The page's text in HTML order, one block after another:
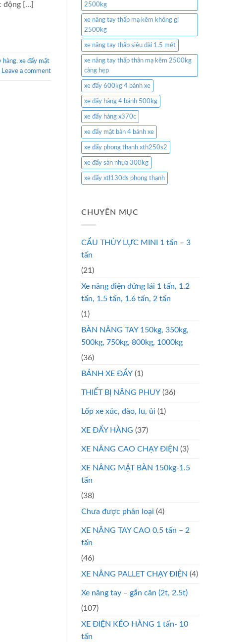
động […]
hàng, xe đẩy mặt
Leave a comment
2500kg
xe nâng tay thấp mạ kẽm không gỉ
2500kg
xe nâng tay thấp siêu dài 1.5 mét
xe nâng tay thấp thân mạ kẽm 2500kg
càng hẹp
xe đẩy 600kg 4 bánh xe
xe đẩy hàng 4 bánh 500kg
xe đẩy hàng x370c
xe đẩy mặt bàn 4 bánh xe
xe đẩy phong thạnh xth250s2
xe đẩy sàn nhựa 300kg
xe đẩy xtl130ds phong thạnh
CHUYÊN MỤC
CẨU THỦY LỰC MINI 1 tấn – 3
tấn
(21)
Xe nâng điện đứng lái 1 tấn, 1.2
tấn, 1.5 tấn, 1.6 tấn, 2 tấn
(1)
BÀN NÂNG TAY 150kg, 350kg,
500kg, 750kg, 800kg, 1000kg
(36)
BÁNH XE ĐẨY (1)
THIẾT BỊ NÂNG PHUY (36)
Lốp xe xúc, đào, lu, ủi (1)
XE ĐẨY HÀNG (37)
XE NÂNG CAO CHẠY ĐIỆN (3)
XE NÂNG MẶT BÀN 150kg-1.5
tấn
(38)
Chưa được phân loại (4)
XE NÂNG TAY CAO 0.5 tấn – 2
tấn
(46)
XE NÂNG PALLET CHẠY ĐIỆN (4)
Xe nâng tay – gắn cân (2t, 2.5t)
(107)
XE ĐIỆN KÉO HÀNG 1 tấn- 10
tấn